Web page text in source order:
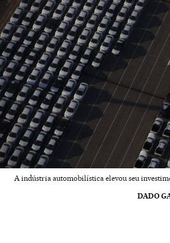
A indústria automobilística elevou seu
DADO